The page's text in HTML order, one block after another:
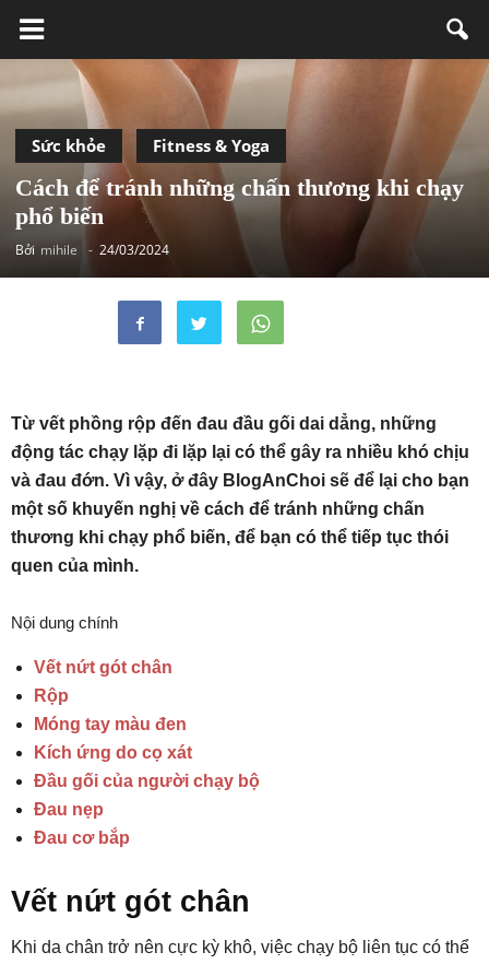
Sức khỏe Fitness & Yoga
Cách để tránh những chấn thương khi chạy
phổ biến
Bởi mihile - 24/03/2024
Từ vết phồng rộp đến đau đầu gối dai dẳng, những
động tác chạy lặp đi lặp lại có thể gây ra nhiều khó chịu
và đau đớn. Vì vậy, ở đây BlogAnChoi sẽ để lại cho bạn
một số khuyến nghị về cách để tránh những chấn
thương khi chạy phổ biến, để bạn có thể tiếp tục thói
quen của mình.
Nội dung chính
Vết nứt gót chân
Rộp
Móng tay màu đen
Kích ứng do cọ xát
Đầu gối của người chạy bộ
Đau nẹp
Đau cơ bắp
Vết nứt gót chân
Khi da chân trở nên cực kỳ khô, việc chạy bộ liên tục có thể